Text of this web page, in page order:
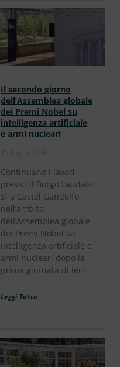
Il secondo giorno
dell’Assemblea globale
dei Premi Nobel su
intelligenza artificiale
e armi nucleari
15 Luglio 2026
Continuano i lavori
presso il Borgo Laudato
Sì a Castel Gandolfo
nell’ambito
dell’Assemblea globale
dei Premi Nobel su
intelligenza artificiale e
armi nucleari dopo la
prima giornata di ieri.
Leggi Tutto